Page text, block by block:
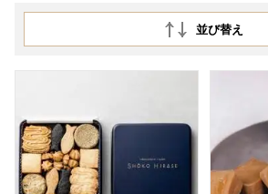
並び替え